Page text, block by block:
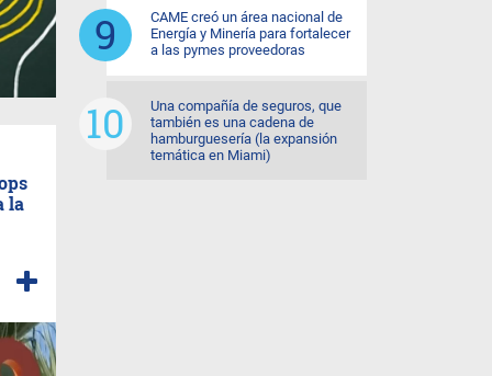
la
CAME creó un área nacional de
Energía y Minería para fortalecer
a las pymes proveedoras
Una compañía de seguros, que
también es una cadena de
hamburguesería (la expansión
temática en Miami)